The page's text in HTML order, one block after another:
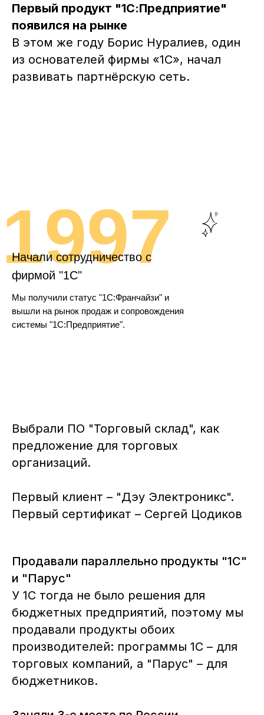
Первый продукт "1С:Предприятие"
появился на рынке
В этом же году Борис Нуралиев, один
из основателей фирмы «1C», начал
развивать партнёрскую сеть.
1997
Начали сотрудничество с
фирмой "1С"
Мы получили статус "1С:Франчайзи" и
вышли на рынок продаж и сопровождения
системы "1С:Предприятие".
Выбрали ПО "Торговый склад", как
предложение для торговых
организаций.
Первый клиент – "Дэу Электроникс".
Первый сертификат – Сергей Цодиков
Продавали параллельно продукты "1С"
и "Парус"
У 1С тогда не было решения для
бюджетных предприятий, поэтому мы
продавали продукты обоих
производителей: программы 1С – для
торговых компаний, а "Парус" – для
бюджетников.